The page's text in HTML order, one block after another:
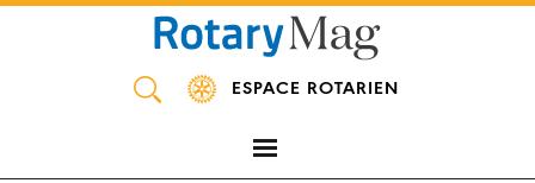
ESPACE ROTARIEN
Panneau de gestion des cookies